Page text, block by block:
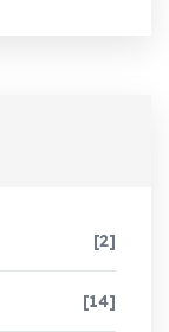
[2]
[14]